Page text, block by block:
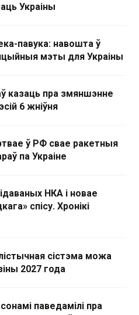
Украіны
павука: навошта ў
мэты для Украіны
казаць пра змяншэнне
6 жніўня
ў РФ свае ракетныя
па Украіне
НКА і новае
спісу. Хронікі
сістэма можа
2027 года
паведамілі пра